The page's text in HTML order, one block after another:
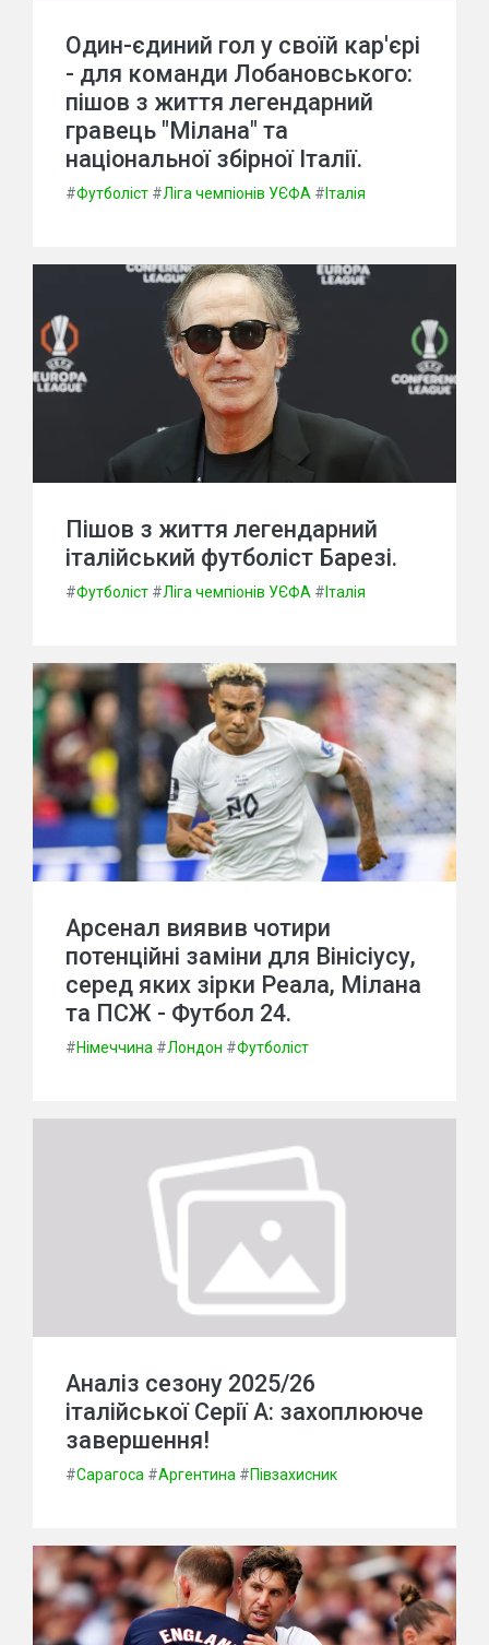
Один-єдиний гол у своїй кар'єрі
- для команди Лобановського:
пішов з життя легендарний
гравець "Мілана" та
національної збірної Італії.
#Футболіст #Ліга чемпіонів УЄФА # Італія
Пішов з життя легендарний
італійський футболіст Барезі.
#Футболіст #Ліга чемпіонів УЄФА # Італія
Арсенал виявив чотири
потенційні заміни для Вінісіусу,
серед яких зірки Реала, Мілана
та ПСЖ - Футбол 24.
#Німеччина #Лондон #Футболіст
Аналіз сезону 2025/26
італійської Серії А: захоплююче
завершення!
#Сарагоса #Аргентина #Півзахисник